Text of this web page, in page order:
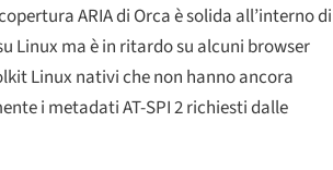
ARIA di Orca è solida all’interno di
Linux ma è in ritardo su alcuni browser
Linux nativi che non hanno ancora
i metadati AT-SPI 2 richiesti dalle